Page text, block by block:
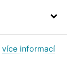
více informací